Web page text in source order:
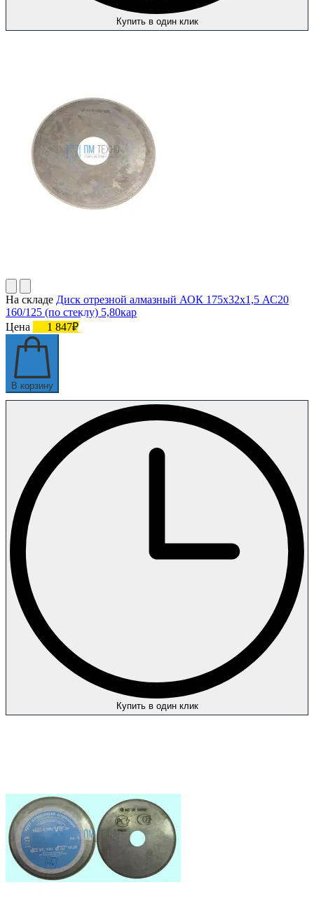
Купить в один клик
На складе Диск отрезной алмазный АОК 175х32х1,5 АС20
160/125 (по стеклу) 5,80кар
Цена
1 847₽
В корзину
Купить в один клик